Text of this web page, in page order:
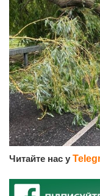
Читайте нас у